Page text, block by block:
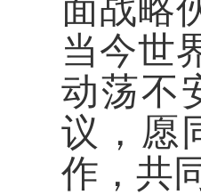
面战略
当今世
动荡不
议，愿
作，共